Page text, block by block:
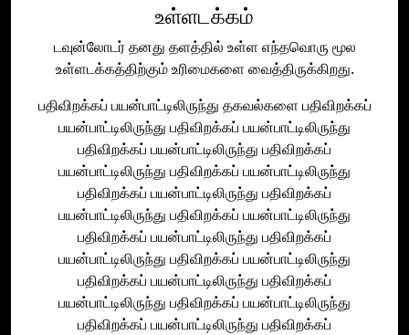
உள்ளடக்கம்
டவுன்லோடர் தனது தளத்தில் உள்ள எந்தவொரு மூல
உள்ளடக்கத்திற்கும் உரிமைகளை வைத்திருக்கிறது.
பதிவிறக்கப் பயன்பாட்டிலிருந்து தகவல்களை பதிவிறக்கப்
பயன்பாட்டிலிருந்து பதிவிறக்கப் பயன்பாட்டிலிருந்து
பதிவிறக்கப் பயன்பாட்டிலிருந்து பதிவிறக்கப்
பயன்பாட்டிலிருந்து பதிவிறக்கப் பயன்பாட்டிலிருந்து
பதிவிறக்கப் பயன்பாட்டிலிருந்து பதிவிறக்கப்
பயன்பாட்டிலிருந்து பதிவிறக்கப் பயன்பாட்டிலிருந்து
பதிவிறக்கப் பயன்பாட்டிலிருந்து பதிவிறக்கப்
பயன்பாட்டிலிருந்து பதிவிறக்கப் பயன்பாட்டிலிருந்து
பதிவிறக்கப் பயன்பாட்டிலிருந்து பதிவிறக்கப்
பயன்பாட்டிலிருந்து பதிவிறக்கப் பயன்பாட்டிலிருந்து
பதிவிறக்கப் பயன்பாட்டிலிருந்து பதிவிறக்கப்